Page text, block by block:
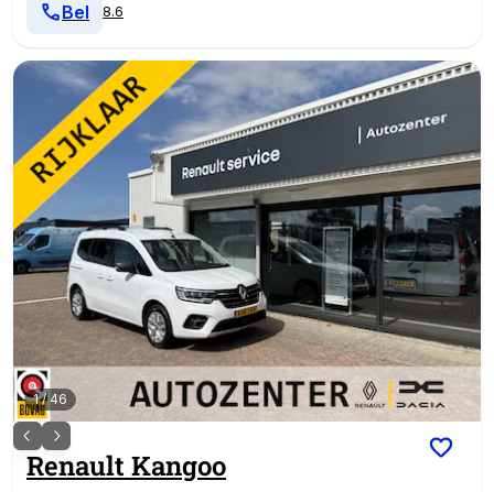
8.6
Bel
1/ 46
Renault Kangoo